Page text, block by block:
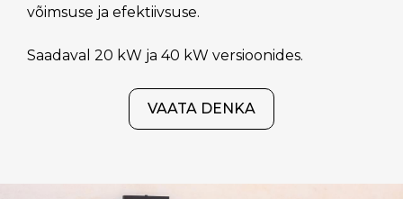
võimsuse ja efektiivsuse.
Saadaval 20 kW ja 40 kW versioonides.
VAATA DENKA